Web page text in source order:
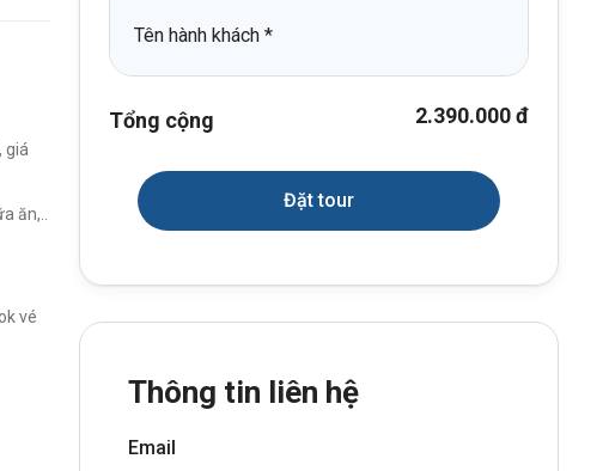
giá
ăn,..
vé
Tên hành khách *
Tổng cộng 2.390.000 đ
Đặt tour
Thông tin liên hệ
Email